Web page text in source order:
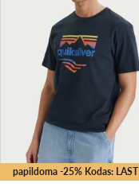
papildoma -25% Kodas: LAST